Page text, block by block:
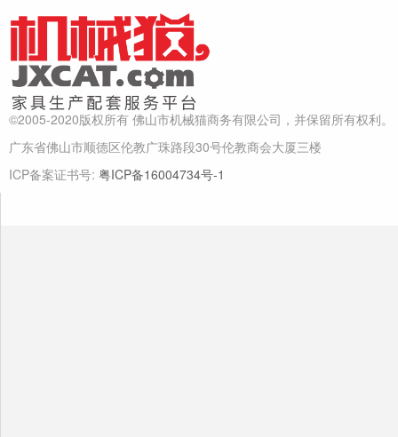
©2005-2020版权所有 佛山市机械猫商务有限公司，并保留所有权利。
广东省佛山市顺德区伦教广珠路段30号伦教商会大厦三楼
ICP备案证书号: 粤ICP备16004734号-1